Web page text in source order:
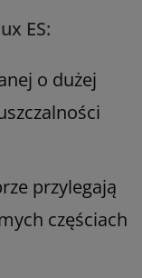
ES:
o dużej
przylegają
częściach